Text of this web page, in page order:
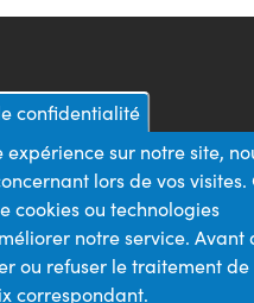
confidentialité
sur notre site,
lors de vos visites.
cookies ou technologies
notre service. Avant
ou refuser le traitement de
correspondant.